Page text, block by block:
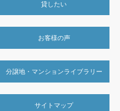
貸したい
お客様の声
分譲地・マンションライブラリー
サイトマップ